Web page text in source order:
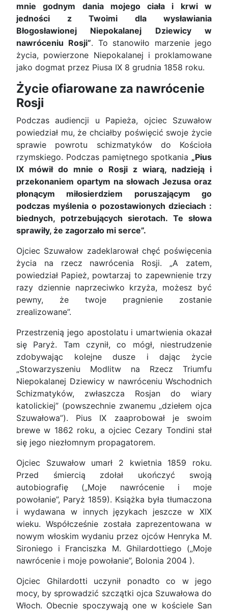
mnie godnym dania mojego ciała i krwi w
jedności z Twoimi dla wysławiania
Błogosławionej Niepokalanej Dziewicy w
nawróceniu Rosji”. To stanowiło marzenie jego
życia, powierzone Niepokalanej i proklamowane
jako dogmat przez Piusa IX 8 grudnia 1858 roku.
Życie ofiarowane za nawrócenie
Rosji
Podczas audiencji u Papieża, ojciec Szuwałow
powiedział mu, że chciałby poświęcić swoje życie
sprawie powrotu schizmatyków do Kościoła
rzymskiego. Podczas pamiętnego spotkania „Pius
IX mówił do mnie o Rosji z wiarą, nadzieją i
przekonaniem opartym na słowach Jezusa oraz
płonącym miłosierdziem poruszającym go
podczas myślenia o pozostawionych dzieciach :
biednych, potrzebujących sierotach. Te słowa
sprawiły, że zagorzało mi serce”.
Ojciec Szuwałow zadeklarował chęć poświęcenia
życia na rzecz nawrócenia Rosji. „A zatem,
powiedział Papież, powtarzaj to zapewnienie trzy
razy dziennie naprzeciwko krzyża, możesz być
pewny, że twoje pragnienie zostanie
zrealizowane”.
Przestrzenią jego apostolatu i umartwienia okazał
się Paryż. Tam czynił, co mógł, niestrudzenie
zdobywając kolejne dusze i dając życie
„Stowarzyszeniu Modlitw na Rzecz Triumfu
Niepokalanej Dziewicy w nawróceniu Wschodnich
Schizmatyków, zwłaszcza Rosjan do wiary
katolickiej” (powszechnie zwanemu „dziełem ojca
Szuwałowa”). Pius IX zaaprobował je swoim
brewe w 1862 roku, a ojciec Cezary Tondini stał
się jego niezłomnym propagatorem.
Ojciec Szuwałow umarł 2 kwietnia 1859 roku.
Przed śmiercią zdołał ukończyć swoją
autobiografię („Moje nawrócenie i moje
powołanie”, Paryż 1859). Książka była tłumaczona
i wydawana w innych językach jeszcze w XIX
wieku. Współcześnie została zaprezentowana w
nowym włoskim wydaniu przez ojców Henryka M.
Sironiego i Franciszka M. Ghilardottiego („Moje
nawrócenie i moje powołanie”, Bolonia 2004 ).
Ojciec Ghilardotti uczynił ponadto co w jego
mocy, by sprowadzić szczątki ojca Szuwałowa do
Włoch. Obecnie spoczywają one w kościele San